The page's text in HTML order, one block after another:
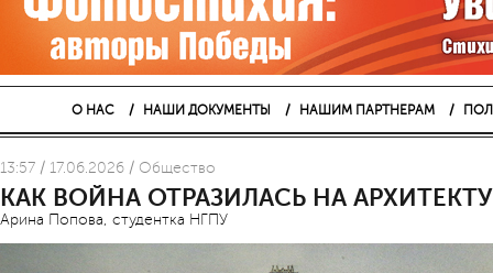
О НАС НАШИ ДОКУМЕНТЫ НАШИМ ПАРТНЕРАМ
13:57 / 17.06.2026 / Общество
КАК ВОЙНА ОТРАЗИЛАСЬ НА
Арина Попова, студентка НГПУ